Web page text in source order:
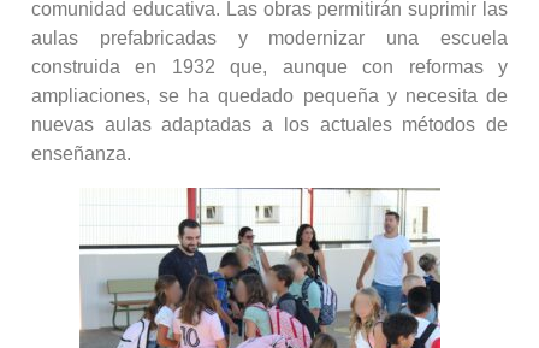
comunidad educativa. Las obras permitirán suprimir las
aulas prefabricadas y modernizar una escuela
construida en 1932 que, aunque con reformas y
ampliaciones, se ha quedado pequeña y necesita de
nuevas aulas adaptadas a los actuales métodos de
enseñanza.